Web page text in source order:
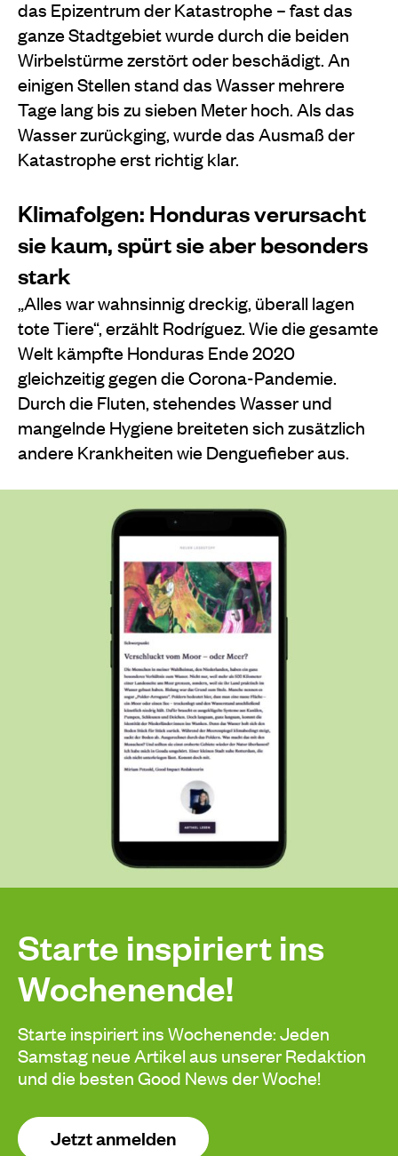
das Epizentrum der Katastrophe – fast das
ganze Stadtgebiet wurde durch die beiden
Wirbelstürme zerstört oder beschädigt. An
einigen Stellen stand das Wasser mehrere
Tage lang bis zu sieben Meter hoch. Als das
Wasser zurückging, wurde das Ausmaß der
Katastrophe erst richtig klar.
Klimafolgen: Honduras verursacht
sie kaum, spürt sie aber besonders
stark
„Alles war wahnsinnig dreckig, überall lagen
tote Tiere“, erzählt Rodríguez. Wie die gesamte
Welt kämpfte Honduras Ende 2020
gleichzeitig gegen die Corona-Pandemie.
Durch die Fluten, stehendes Wasser und
mangelnde Hygiene breiteten sich zusätzlich
andere Krankheiten wie Denguefieber aus.
Starte inspiriert ins
Wochenende!
Starte inspiriert ins Wochenende: Jeden
Samstag neue Artikel aus unserer Redaktion
und die besten Good News der Woche!
Jetzt anmelden